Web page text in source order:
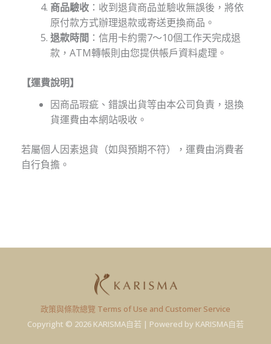
商品驗收：收到退貨商品並驗收無誤後，將依
原付款方式辦理退款或寄送更換商品。
退款時間 ：信用卡約需7～10個工作天完成退
款，ATM轉帳則由您提供帳戶資料處理。
【運費說明】
因商品瑕疵、錯誤出貨等由本公司負責，退換
貨運費由本網站吸收。
若屬個人因素退貨（如與預期不符），運費由消費者
自行負擔。
政策與條款總覽 Terms of Use and Customer Service
Copyright © 2026 KARISMA自若 | Powered by KARISMA自若